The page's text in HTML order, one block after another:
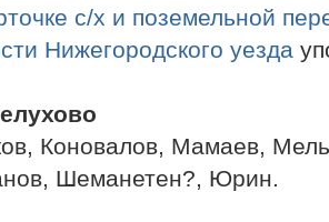
с/х и поземельной
Нижегородского уезда
Коновалов, Мамаев,
Шеманетен?, Юрин.